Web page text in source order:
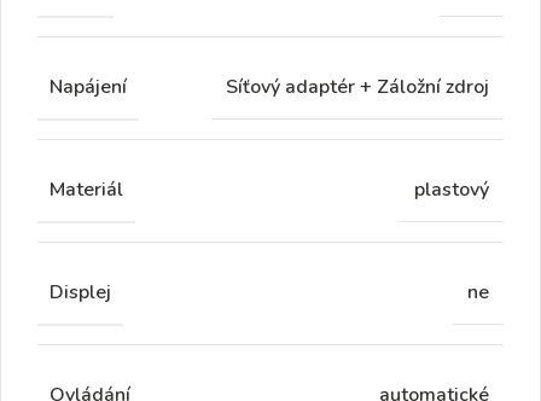
Napájení Síťový adaptér + Záložní zdroj
Materiál plastový
Displej ne
Ovládání automatické